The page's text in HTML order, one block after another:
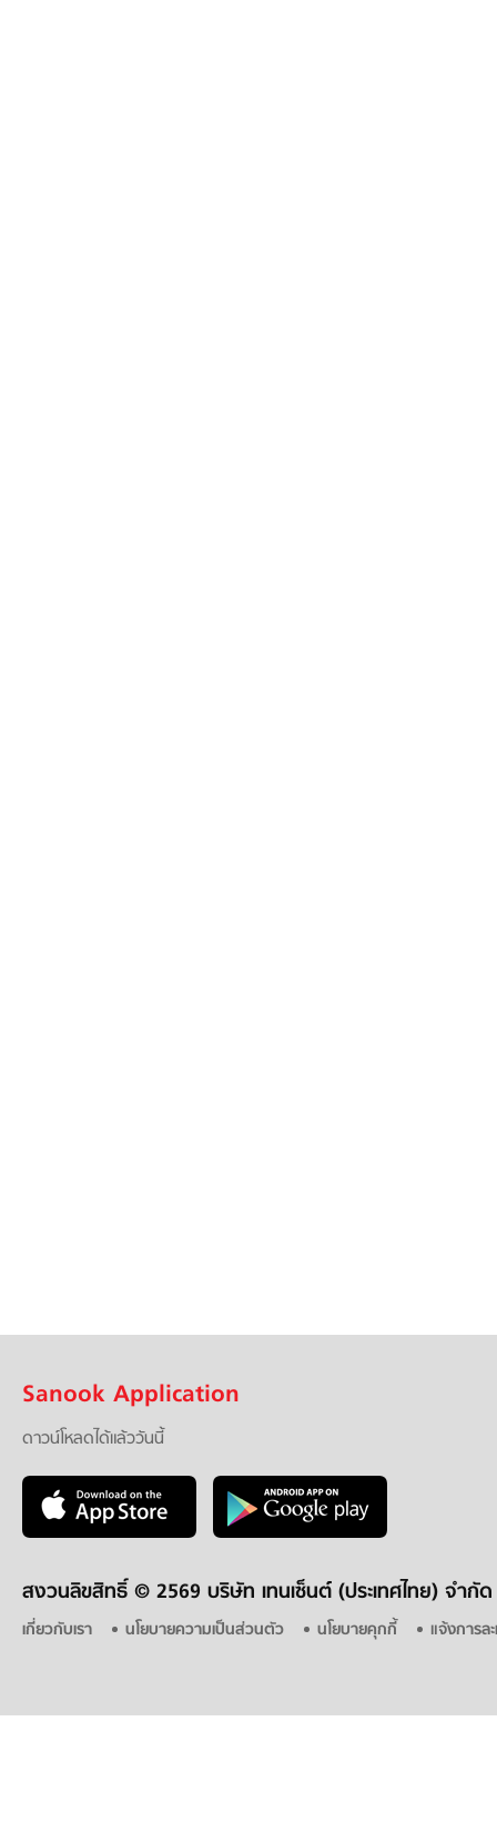
Sanook Application
ดาวน์โหลดได้แล้ววันนี้
สงวนลิขสิทธิ์ © 2569 บริษัท เทนเซ็นต์ (ประเทศไทย) จำกัด
เกี่ยวกับเรา นโยบายความเป็นส่วนตัว นโยบายคุกกี้ แจ้งการล